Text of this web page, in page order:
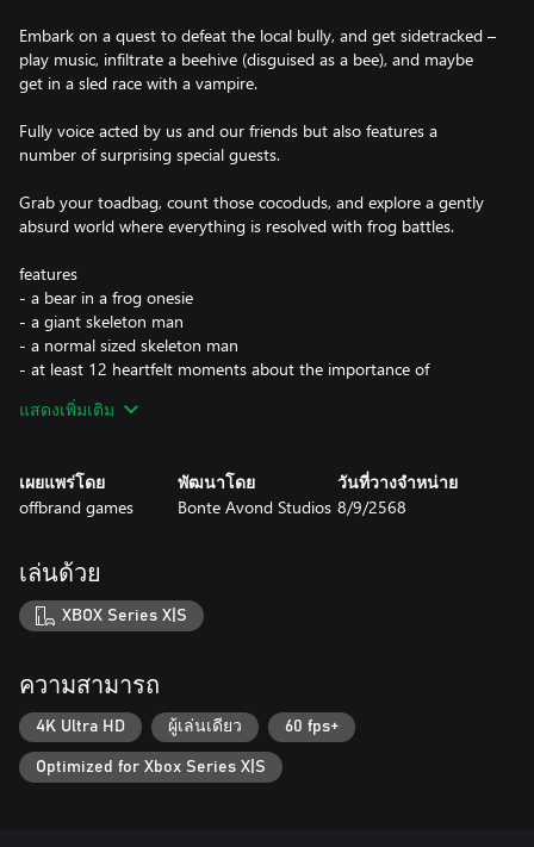
Embark on a quest to defeat the local bully, and get sidetracked –
play music, infiltrate a beehive (disguised as a bee), and maybe
get in a sled race with a vampire.
Fully voice acted by us and our friends but also features a
number of surprising special guests.
Grab your toadbag, count those cocoduds, and explore a gently
absurd world where everything is resolved with frog battles.
features
- a bear in a frog onesie
- a giant skeleton man
- a normal sized skeleton man
- at least 12 heartfelt moments about the importance of
- you can put hats on the frogs :3
แสดงเพิ่มเติม
เผยแพร่โดย
offbrand games
พัฒนาโดย
Bonte Avond Studios
วันที่วางจำหน่าย
8/9/2568
เล่นด้วย
XBOX Series X|S
ความสามารถ
4K Ultra HD ผู้เล่นเดียว 60 fps+
Optimized for Xbox Series X|S